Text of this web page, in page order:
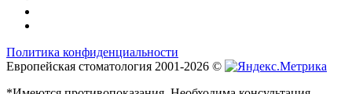
Политика конфиденциальности
Европейская стоматология 2001-2026 ©